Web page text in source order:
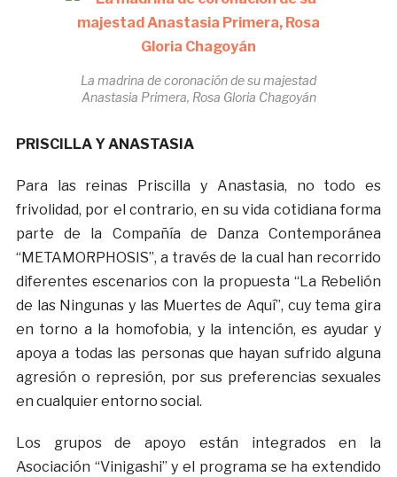
La madrina de coronación de su majestad
Anastasia Primera, Rosa Gloria Chagoyán
PRISCILLA Y ANASTASIA
Para las reinas Priscilla y Anastasia, no todo es
frivolidad, por el contrario, en su vida cotidiana forma
parte de la Compañía de Danza Contemporánea
“METAMORPHOSIS”, a través de la cual han recorrido
diferentes escenarios con la propuesta “La Rebelión
de las Ningunas y las Muertes de Aquí”, cuy tema gira
en torno a la homofobia, y la intención, es ayudar y
apoya a todas las personas que hayan sufrido alguna
agresión o represión, por sus preferencias sexuales
en cualquier entorno social.
Los grupos de apoyo están integrados en la
Asociación “Vinigashi” y el programa se ha extendido